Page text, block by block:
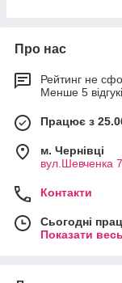
Про нас
Рейтинг не
Менше 5
Працює з
м. Чернівці
вул.Шевченка
Контакти
Сьогодні
Показати